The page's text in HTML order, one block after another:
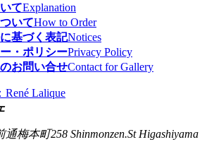
てExplanation
いてHow to Order
基づく表記Notices
・ポリシーPrivacy Policy
お問い合せContact for Gallery
通梅本町258 Shinmonzen.St Higashiyama